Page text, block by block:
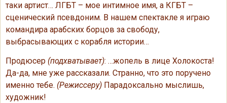
таки артист… ЛГБТ – мое интимное имя, а КГБТ –
сценический псевдоним. В нашем спектакле я играю
командира арабских борцов за свободу,
выбрасывающих с корабля истории…
Продюсер (подхватывает): …жопель в лице Холокоста!
Да-да, мне уже рассказали. Странно, что это поручено
именно тебе. (Режиссеру) Парадоксально мыслишь,
художник!